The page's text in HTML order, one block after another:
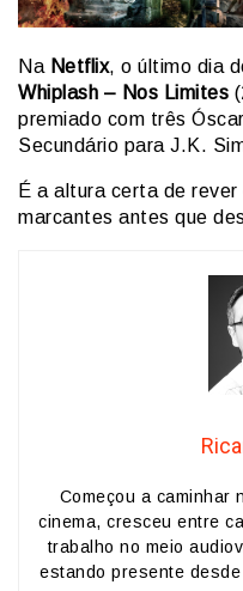
Na Netflix, o último dia
Whiplash – Nos Limites
premiado com três
Secundário para J.K.
É a altura certa de
marcantes antes que
Começou a caminhar
cinema, cresceu entre
trabalho no meio
estando presente